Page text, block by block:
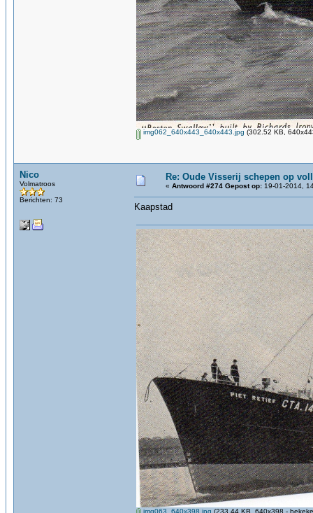
img062_640x443_640x443.jpg (302.52 KB,
Nico
Volmatroos
Berichten: 73
Re: Oude Visserij schepen op
« Antwoord #274 Gepost op: 19-01-2014,
Kaapstad
img063_640x398.jpg (233.44 KB, 640x398 -